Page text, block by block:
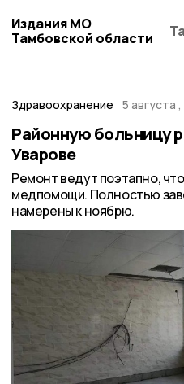
Издания МО
Тамбовской области
Здравоохранение 5 августа ,
Районную больницу
Уварове
Ремонт ведут поэтапно,
медпомощи. Полностью
намерены к ноябрю.